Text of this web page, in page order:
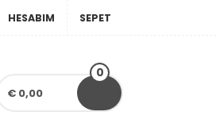
HESABIM SEPET
€ 0,00
0